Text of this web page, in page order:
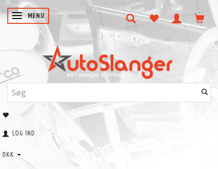
SKIFTE NAVIGATION
MENU
LOG IND
DKK